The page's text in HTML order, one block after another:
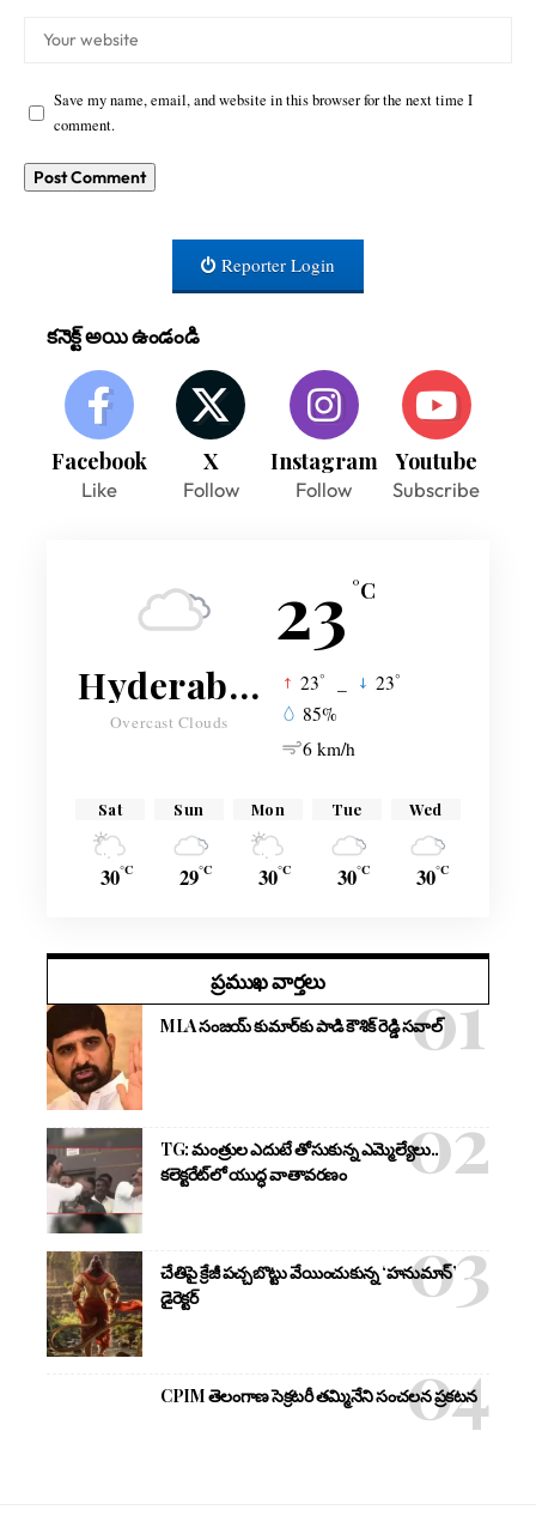
Save my name, email, and website in this browser for the next time I
comment.
Reporter Login
కనెక్ట్ అయి ఉండండి
Facebook
Like
X
Follow
Instagram
Follow
Youtube
Subscribe
23 °C
Hyderabad
Overcast Clouds
23° 23°
85%
6 km/h
Sat
30°C
Sun
29°C
Mon
30°C
Tue
30°C
Wed
30°C
ప్రముఖ వార్తలు
MLA సంజయ్ కుమార్‌కు పాడి కౌశిక్ రెడ్డి సవాల్
TG: మంత్రుల ఎదుటే తోసుకున్న ఎమ్మెల్యేలు..
కలెక్టరేట్‌లో యుద్ధ వాతావరణం
చేతిపై క్రేజీ పచ్చబొట్టు వేయించుకున్న ‘హనుమాన్’
డైరెక్టర్
CPIM తెలంగాణ సెక్రటరీ తమ్మినేని సంచలన ప్రకటన